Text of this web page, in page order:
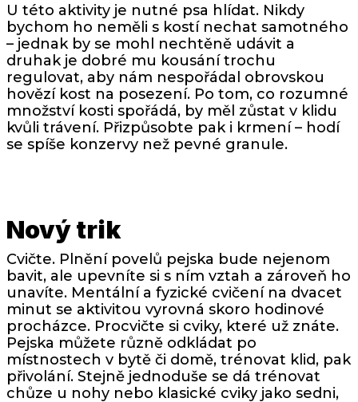
U této aktivity je nutné psa hlídat. Nikdy
bychom ho neměli s kostí nechat samotného
– jednak by se mohl nechtěně udávit a
druhak je dobré mu kousání trochu
regulovat, aby nám nespořádal obrovskou
hovězí kost na posezení. Po tom, co rozumné
množství kosti spořádá, by měl zůstat v klidu
kvůli trávení. Přizpůsobte pak i krmení – hodí
se spíše konzervy než pevné granule.
Nový trik
Cvičte. Plnění povelů pejska bude nejenom
bavit, ale upevníte si s ním vztah a zároveň ho
unavíte. Mentální a fyzické cvičení na dvacet
minut se aktivitou vyrovná skoro hodinové
procházce. Procvičte si cviky, které už znáte.
Pejska můžete různě odkládat po
místnostech v bytě či domě, trénovat klid, pak
přivolání. Stejně jednoduše se dá trénovat
chůze u nohy nebo klasické cviky jako sedni,